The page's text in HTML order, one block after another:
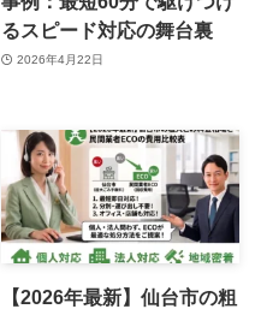
るスピード対応の舞台裏
2026年4月22日
【2026年最新】仙台市の粗